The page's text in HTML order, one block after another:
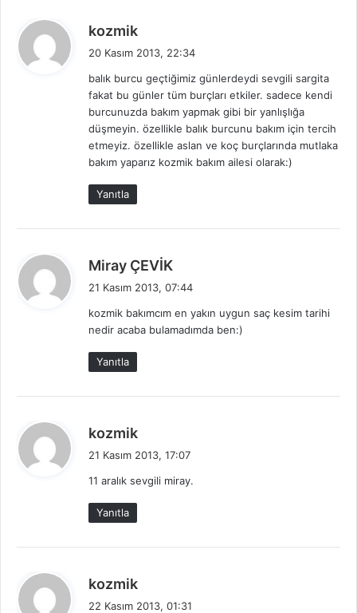
kozmik
i
k
i
20 Kasım 2013, 22:34
balık burcu geçtiğimiz günlerdeydi sevgili sargita
fakat bu günler tüm burçları etkiler. sadece kendi
burcunuzda bakım yapmak gibi bir yanlışlığa
düşmeyin. özellikle balık burcunu bakım için tercih
etmeyiz. özellikle aslan ve koç burçlarında mutlaka
bakım yaparız kozmik bakım ailesi olarak:)
Yanıtla
Miray ÇEVİK
i
k
21 Kasım 2013, 07:44
kozmik bakımcım en yakın uygun saç kesim tarihi
nedir acaba bulamadımda ben:)
Yanıtla
kozmik
i
21 Kasım 2013, 17:07
11 aralık sevgili miray.
Yanıtla
kozmik
22 Kasım 2013, 01:31